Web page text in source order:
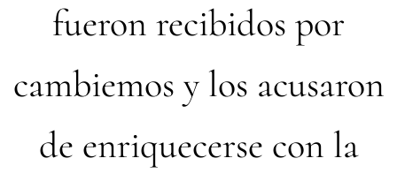
fueron recibidos por
cambiemos y los acusaron
de enriquecerse con la